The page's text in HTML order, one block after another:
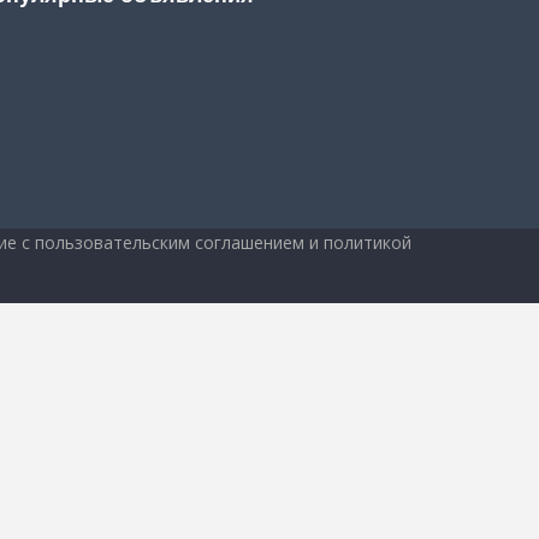
с пользовательским соглашением и политикой